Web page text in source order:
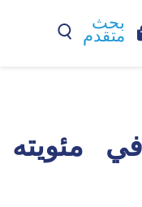
بحث
متقدم
في مئويته